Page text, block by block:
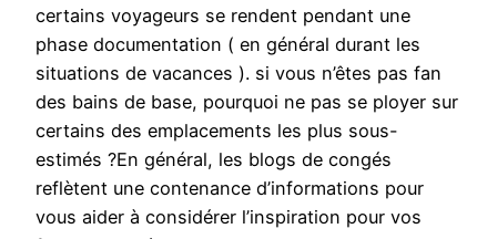
certains voyageurs se rendent pendant une
phase documentation ( en général durant les
situations de vacances ). si vous n’êtes pas fan
des bains de base, pourquoi ne pas se ployer sur
certains des emplacements les plus sous-
estimés ?En général, les blogs de congés
reflètent une contenance d’informations pour
vous aider à considérer l’inspiration pour vos